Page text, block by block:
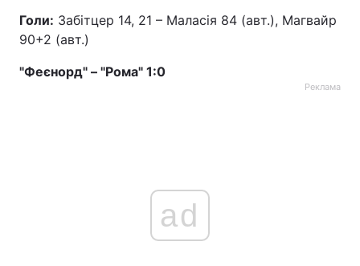
Голи: Забітцер 14, 21 – Маласія 84 (авт.), Магвайр
90+2 (авт.)
"Феєнорд" – "Рома" 1:0
Реклама
ad